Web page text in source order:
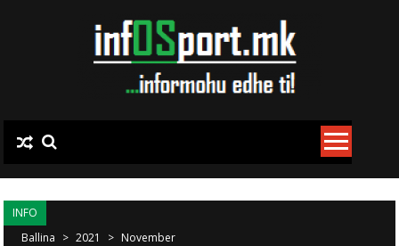
INFO
Ballina > 2021 > November